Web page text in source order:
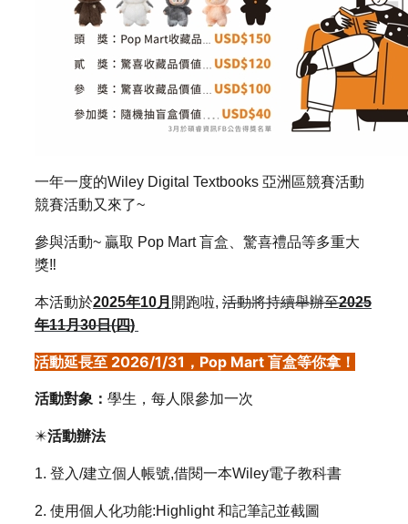
一年一度的Wiley Digital Textbooks 亞洲區競賽活動
競賽活動又來了~
參與活動~ 贏取 Pop Mart盲盒、驚喜禮品等多重大
獎‼️
本活動於2025年10月 開跑啦, 活動將持續舉辦至2025
年11月30日(四)
活動延長至 2026/1/31，Pop Mart 盲盒等你拿！
活動對象： 學生，每人限參加一次
✴️活動辦法
1. 登入/建立個人帳號,借閱一本Wiley電子教科書
2. 使用個人化功能:Highlight和記筆記並截圖